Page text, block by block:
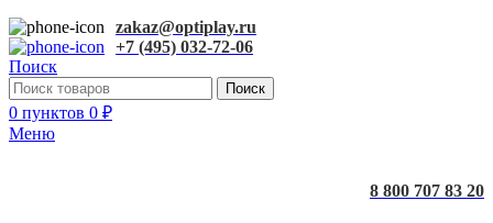
zakaz@optiplay.ru
+7 (495) 032-72-06
Поиск
Поиск
0 пунктов 0 ₽
Меню
8 800 707 83 20